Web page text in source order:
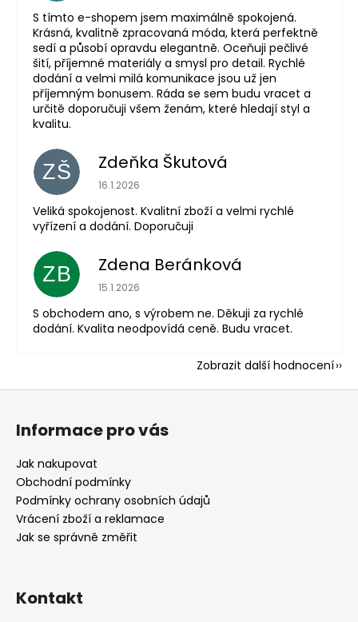
S tímto e-shopem jsem maximálně spokojená.
Krásná, kvalitně zpracovaná móda, která perfektně
sedí a působí opravdu elegantně. Oceňuji pečlivé
šití, příjemné materiály a smysl pro detail. Rychlé
dodání a velmi milá komunikace jsou už jen
příjemným bonusem. Ráda se sem budu vracet a
určitě doporučuji všem ženám, které hledají styl a
kvalitu.
ZŠ Zdeňka Škutová
Hodnocení obchodu je 5 z 5 hvězdiček.
16.1.2026
Veliká spokojenost. Kvalitní zboží a velmi rychlé
vyřízení a dodání. Doporučuji
ZB Zdena Beránková
Hodnocení obchodu je 1 z 5 hvězdiček.
15.1.2026
S obchodem ano, s výrobem ne. Děkuji za rychlé
dodání. Kvalita neodpovídá ceně. Budu vracet.
Zobrazit další hodnocení
Z
Informace pro vás
Jak nakupovat
Obchodní podmínky
Podmínky ochrany osobních údajů
Vrácení zboží a reklamace
Jak se správně změřit
Kontakt